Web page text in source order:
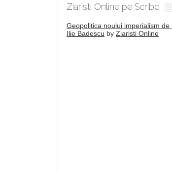
Ziaristi Online pe Scribd
Geopolitica noului imperialism de
Ilie Badescu by Ziaristi Online